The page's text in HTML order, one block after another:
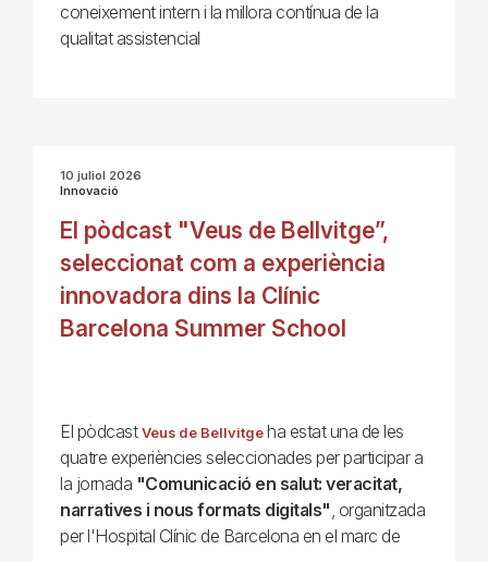
coneixement intern i la millora contínua de la
qualitat assistencial
10 juliol 2026
Innovació
El pòdcast "Veus de Bellvitge”,
seleccionat com a experiència
innovadora dins la Clínic
Barcelona Summer School
El pòdcast Veus de Bellvitgeha estat una de les
quatre experiències seleccionades per participar a
la jornada "Comunicació en salut: veracitat,
narratives i nous formats digitals" , organitzada
per l'Hospital Clínic de Barcelona en el marc de